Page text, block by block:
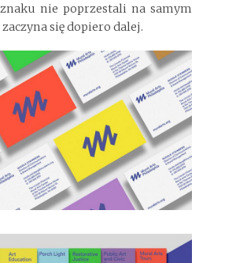
nie poprzestali na samym
zaczyna się dopiero dalej.